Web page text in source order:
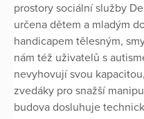
prostory sociální služby
určena dětem a mladým
handicapem tělesným,
nám též uživatelů s
nevyhovují svou
zvedáky pro snažší
budova dosluhuje